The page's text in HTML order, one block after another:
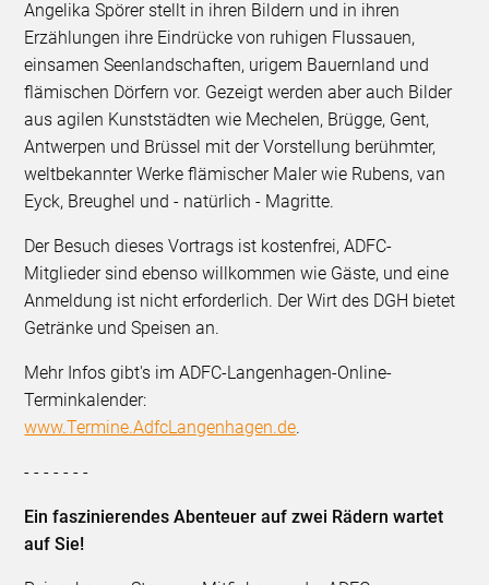
Angelika Spörer stellt in ihren Bildern und in ihren
Erzählungen ihre Eindrücke von ruhigen Flussauen,
einsamen Seenlandschaften, urigem Bauernland und
flämischen Dörfern vor. Gezeigt werden aber auch Bilder
aus agilen Kunststädten wie Mechelen, Brügge, Gent,
Antwerpen und Brüssel mit der Vorstellung berühmter,
weltbekannter Werke flämischer Maler wie Rubens, van
Eyck, Breughel und - natürlich - Magritte.
Der Besuch dieses Vortrags ist kostenfrei, ADFC-
Mitglieder sind ebenso willkommen wie Gäste, und eine
Anmeldung ist nicht erforderlich. Der Wirt des DGH bietet
Getränke und Speisen an.
Mehr Infos gibt's im ADFC-Langenhagen-Online-
Terminkalender:
www.Termine.AdfcLangenhagen.de.
- - - - - - -
Ein faszinierendes Abenteuer auf zwei Rädern wartet
auf Sie!